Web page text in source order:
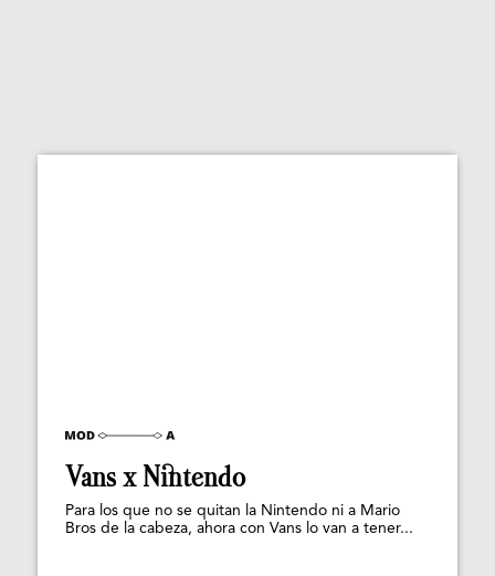
Vans x Nintendo
Para los que no se quitan la Nintendo ni a Mario
Bros de la cabeza, ahora con Vans lo van a tener...